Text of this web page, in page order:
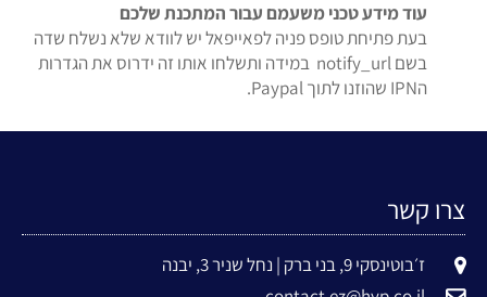
עוד מידע טכני משעמם עבור המתכנת שלכם
בעת פתיחת טופס פניה לפאייפאל יש לוודא שלא נשלח שדה
בשם notify_url במידה ותשלחו אותו זה ידרוס את הגדרות
הIPN שהוזנו לתוך Paypal.
צרו קשר
ז׳בוטינסקי 9, בני ברק | נחל שניר 3, יבנה